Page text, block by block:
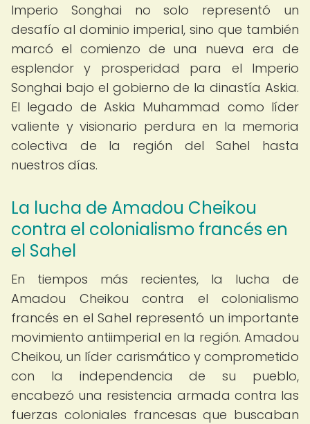
Imperio Songhai no solo representó un
desafío al dominio imperial, sino que también
marcó el comienzo de una nueva era de
esplendor y prosperidad para el Imperio
Songhai bajo el gobierno de la dinastía Askia.
El legado de Askia Muhammad como líder
valiente y visionario perdura en la memoria
colectiva de la región del Sahel hasta
nuestros días.
La lucha de Amadou Cheikou
contra el colonialismo francés en
el Sahel
En tiempos más recientes, la lucha de
Amadou Cheikou contra el colonialismo
francés en el Sahel representó un importante
movimiento antiimperial en la región. Amadou
Cheikou, un líder carismático y comprometido
con la independencia de su pueblo,
encabezó una resistencia armada contra las
fuerzas coloniales francesas que buscaban